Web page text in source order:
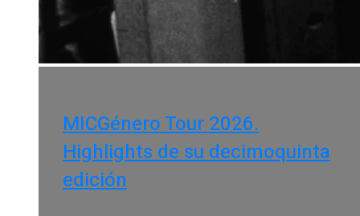
MICGénero Tour 2026.
Highlights de su decimoquinta
edición